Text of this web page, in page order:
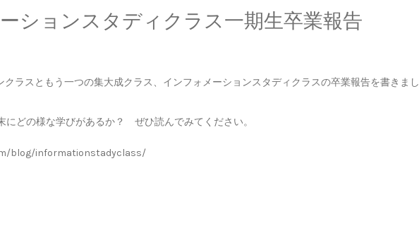
ションスタディクラス一期生卒業報告
クラスともう一つの集大成クラス、インフォメーションスタディクラスの卒業報告を書きまし
にどの様な学びがあるか？ ぜひ読んでみてください。
blog/informationstadyclass/